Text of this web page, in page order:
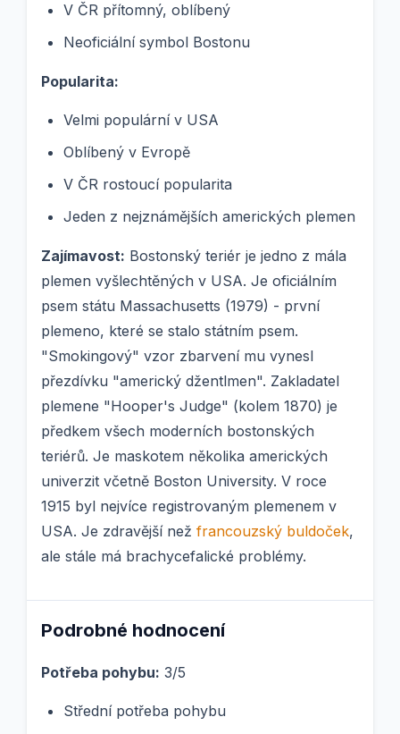
V ČR přítomný, oblíbený
Neoficiální symbol Bostonu
Popularita:
Velmi populární v USA
Oblíbený v Evropě
V ČR rostoucí popularita
Jeden z nejznámějších amerických plemen
Zajímavost: Bostonský teriér je jedno z mála
plemen vyšlechtěných v USA. Je oficiálním
psem státu Massachusetts (1979) - první
plemeno, které se stalo státním psem.
"Smokingový" vzor zbarvení mu vynesl
přezdívku "americký džentlmen". Zakladatel
plemene "Hooper's Judge" (kolem 1870) je
předkem všech moderních bostonských
teriérů. Je maskotem několika amerických
univerzit včetně Boston University. V roce
1915 byl nejvíce registrovaným plemenem v
USA. Je zdravější než francouzský buldoček,
ale stále má brachycefalické problémy.
Podrobné hodnocení
Potřeba pohybu: 3/5
Střední potřeba pohybu